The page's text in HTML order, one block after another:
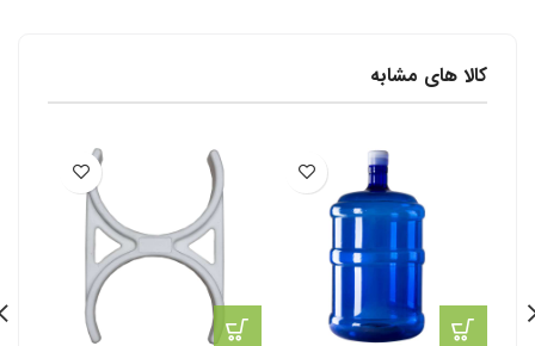
کالا های مشابه